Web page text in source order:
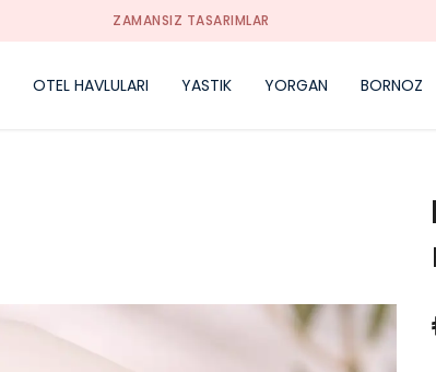
ZAMANSIZ TASARIMLAR
OTEL HAVLULARI YASTIK YORGAN BORNOZ